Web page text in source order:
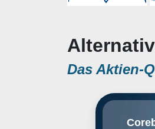
Das Aktien-